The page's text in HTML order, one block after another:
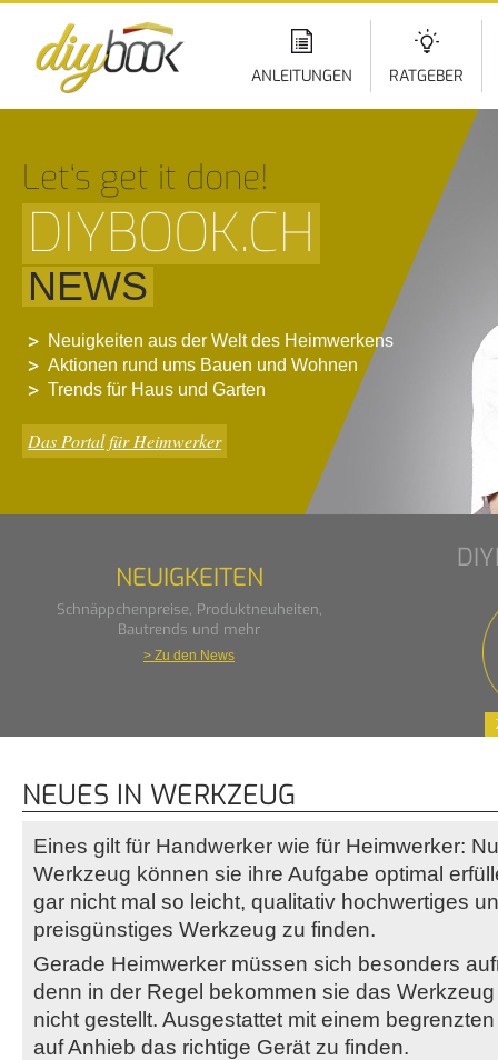
ANLEITUNGEN RATGEBER
Let‘s get it done!
DIYBOOK.CH
NEWS
Neuigkeiten aus der Welt des Heimwerkens
Aktionen rund ums Bauen und Wohnen
Trends für Haus und Garten
Das Portal für Heimwerker
NEUIGKEITEN
Schnäppchenpreise, Produktneuheiten,
Bautrends und mehr
> Zu den News
NEUES IN WERKZEUG
Eines gilt für Handwerker wie für Heimwerker:
Werkzeug können sie ihre Aufgabe optimal
gar nicht mal so leicht, qualitativ hochwertiges
preisgünstiges Werkzeug zu finden.
Gerade Heimwerker müssen sich besonders
denn in der Regel bekommen sie das
nicht gestellt. Ausgestattet mit einem
auf Anhieb das richtige Gerät zu finden.